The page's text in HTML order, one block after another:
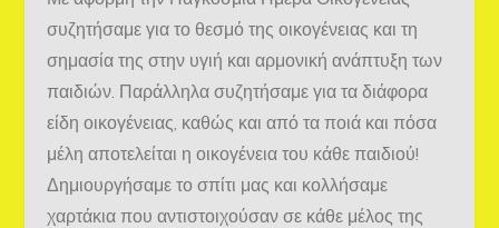
συζητήσαμε για το θεσμό της οικογένειας και τη
σημασία της στην υγιή και αρμονική ανάπτυξη των
παιδιών. Παράλληλα συζητήσαμε για τα διάφορα
είδη οικογένειας, καθώς και από τα ποιά και πόσα
μέλη αποτελείται η οικογένεια του κάθε παιδιού!
Δημιουργήσαμε το σπίτι μας και κολλήσαμε
χαρτάκια που αντιστοιχούσαν σε κάθε μέλος της